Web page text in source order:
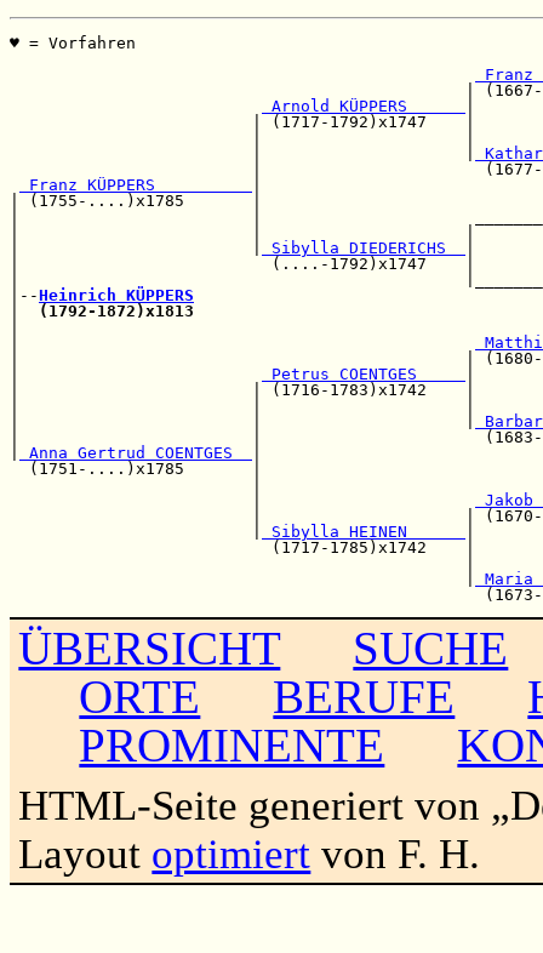
♥ =
|
Arnold KÜPPERS
| (1717-
|
Franz KÜPPERS
| (1755-....)x1785       |
|                        |
Sibylla DIEDERICHS
|                          (....-
|--Heinrich KÜPPERS
(1792-1872)x1813
|                                              | (1680-
Petrus COENTGES
|                        | (1716-
|                        |                       (1683-
Anna Gertrud COENTGES
(1751-....)x1785
|                     |
Sibylla HEINEN
(1717-
ÜBERSICHT
SUCHE
ORTE
BERUFE
PROMINENTE
HTML-Seite generiert von
Layout optimiert von F. H.